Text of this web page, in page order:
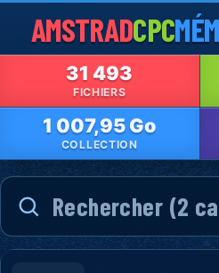
AMSTRADCPC
31 493
FICHIERS
1 007,95 Go
COLLECTION